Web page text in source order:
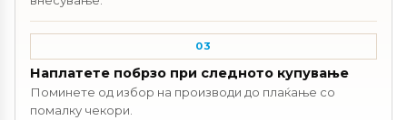
03
Наплатете побрзо при следното купување
Поминете од избор на производи до плаќање со
помалку чекори.